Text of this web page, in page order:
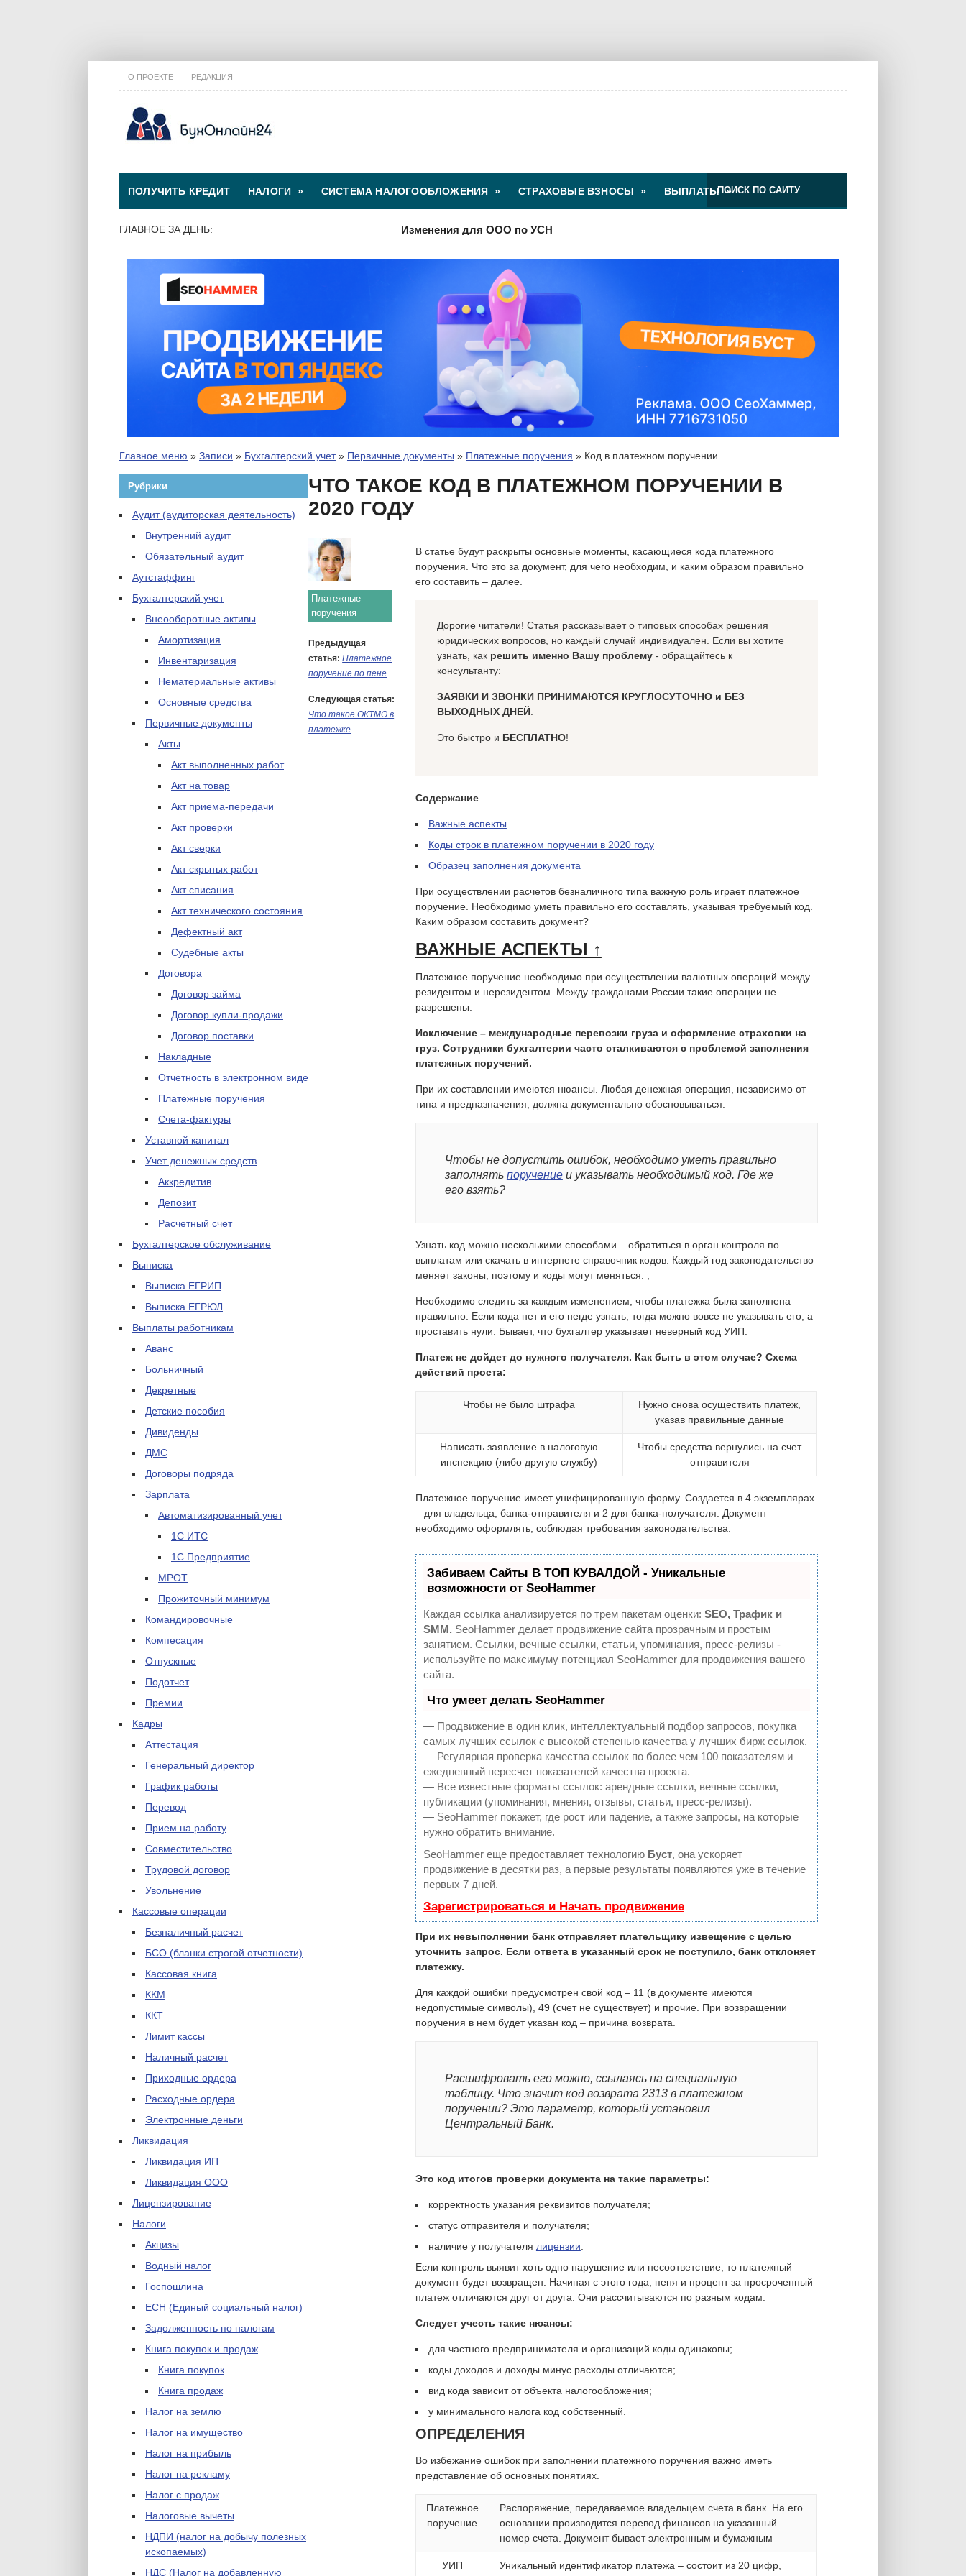
О ПРОЕКТЕ РЕДАКЦИЯ
ПОЛУЧИТЬ КРЕДИТ НАЛОГИ » СИСТЕМА НАЛОГООБЛОЖЕНИЯ » СТРАХОВЫЕ ВЗНОСЫ » ВЫПЛАТЫ»
ГЛАВНОЕ ЗА ДЕНЬ: Изменения для ООО по УСН
Главное меню » Записи » Бухгалтерский учет» Первичные документы » Платежные поручения » Код в платежном поручении
Рубрики
Аудит (аудиторская деятельность)
Внутренний аудит
Обязательный аудит
Аутстаффинг
Бухгалтерский учет
Внеооборотные активы
Амортизация
Инвентаризация
Нематериальные активы
Основные средства
Первичные документы
Акты
Акт выполненных работ
Акт на товар
Акт приема-передачи
Акт проверки
Акт сверки
Акт скрытых работ
Акт списания
Акт технического состояния
Дефектный акт
Судебные акты
Договора
Договор займа
Договор купли-продажи
Договор поставки
Накладные
Отчетность в электронном виде
Платежные поручения
Счета-фактуры
Уставной капитал
Учет денежных средств
Аккредитив
Депозит
Расчетный счет
Бухгалтерское обслуживание
Выписка
Выписка ЕГРИП
Выписка ЕГРЮЛ
Выплаты работникам
Аванс
Больничный
Декретные
Детские пособия
Дивиденды
ДМС
Договоры подряда
Зарплата
Автоматизированный учет
1С ИТС
1С Предприятие
МРОТ
Прожиточный минимум
Командировочные
Компесация
Отпускные
Подотчет
Премии
Кадры
Аттестация
Генеральный директор
График работы
Перевод
Прием на работу
Совместительство
Трудовой договор
Увольнение
Кассовые операции
Безналичный расчет
БСО (бланки строгой отчетности)
Кассовая книга
ККМ
ККТ
Лимит кассы
Наличный расчет
Приходные ордера
Расходные ордера
Электронные деньги
Ликвидация
Ликвидация ИП
Ликвидация ООО
Лицензирование
Налоги
Акцизы
Водный налог
Госпошлина
ЕСН (Единый социальный налог)
Задолженность по налогам
Книга покупок и продаж
Книга покупок
Книга продаж
Налог на землю
Налог на имущество
Налог на прибыль
Налог на рекламу
Налог с продаж
Налоговые вычеты
НДПИ (налог на добычу полезных
ископаемых)
НДС (Налог на добавленную
ЧТО ТАКОЕ КОД В ПЛАТЕЖНОМ ПОРУЧЕНИИ В
2020 ГОДУ
Платежные
поручения
Предыдущая
статья: Платежное
поручение по пене
Следующая статья:
Что такое ОКТМО в
платежке
В статье будут раскрыты основные моменты, касающиеся кода платежного
поручения. Что это за документ, для чего необходим, и каким образом правильно
его составить – далее.
Дорогие читатели! Статья рассказывает о типовых способах решения
юридических вопросов, но каждый случай индивидуален. Если вы хотите
узнать, как решить именно Вашу проблему- обращайтесь к
консультанту:
ЗАЯВКИ И ЗВОНКИ ПРИНИМАЮТСЯ КРУГЛОСУТОЧНО и БЕЗ
ВЫХОДНЫХ ДНЕЙ.
Это быстро и БЕСПЛАТНО!
Содержание
Важные аспекты
Коды строк в платежном поручении в 2020 году
Образец заполнения документа
При осуществлении расчетов безналичного типа важную роль играет платежное
поручение. Необходимо уметь правильно его составлять, указывая требуемый код.
Каким образом составить документ?
ВАЖНЫЕ АСПЕКТЫ ↑
Платежное поручение необходимо при осуществлении валютных операций между
резидентом и нерезидентом. Между гражданами России такие операции не
разрешены.
Исключение – международные перевозки груза и оформление страховки на
груз. Сотрудники бухгалтерии часто сталкиваются с проблемой заполнения
платежных поручений.
При их составлении имеются нюансы. Любая денежная операция, независимо от
типа и предназначения, должна документально обосновываться.
Чтобы не допустить ошибок, необходимо уметь правильно
заполнять поручениеи указывать необходимый код. Где же
его взять?
Узнать код можно несколькими способами – обратиться в орган контроля по
выплатам или скачать в интернете справочник кодов. Каждый год законодательство
меняет законы, поэтому и коды могут меняться. ,
Необходимо следить за каждым изменением, чтобы платежка была заполнена
правильно. Если кода нет и его негде узнать, тогда можно вовсе не указывать его, а
проставить нули. Бывает, что бухгалтер указывает неверный код УИП.
Платеж не дойдет до нужного получателя. Как быть в этом случае? Схема
действий проста:
Чтобы не было штрафа
Нужно снова осуществить платеж,
указав правильные данные
Написать заявление в налоговую
инспекцию (либо другую службу)
Чтобы средства вернулись на счет
отправителя
Платежное поручение имеет унифицированную форму. Создается в 4 экземплярах
– для владельца, банка-отправителя и 2 для банка-получателя. Документ
необходимо оформлять, соблюдая требования законодательства.
Забиваем Сайты В ТОП КУВАЛДОЙ - Уникальные
возможности от SeoHammer
Каждая ссылка анализируется по трем пакетам оценки: SEO, Трафик и
SMM. SeoHammer делает продвижение сайта прозрачным и простым
занятием. Ссылки, вечные ссылки, статьи, упоминания, пресс-релизы -
используйте по максимуму потенциал SeoHammer для продвижения вашего
сайта.
Что умеет делать SeoHammer
— Продвижение в один клик, интеллектуальный подбор запросов, покупка
самых лучших ссылок с высокой степенью качества у лучших бирж ссылок.
— Регулярная проверка качества ссылок по более чем 100 показателям и
ежедневный пересчет показателей качества проекта.
— Все известные форматы ссылок: арендные ссылки, вечные ссылки,
публикации (упоминания, мнения, отзывы, статьи, пресс-релизы).
— SeoHammer покажет, где рост или падение, а также запросы, на которые
нужно обратить внимание.
SeoHammer еще предоставляет технологию Буст, она ускоряет
продвижение в десятки раз, а первые результаты появляются уже в течение
первых 7 дней.
Зарегистрироваться и Начать продвижение
При их невыполнении банк отправляет плательщику извещение с целью
уточнить запрос. Если ответа в указанный срок не поступило, банк отклоняет
платежку.
Для каждой ошибки предусмотрен свой код – 11 (в документе имеются
недопустимые символы), 49 (счет не существует) и прочие. При возвращении
поручения в нем будет указан код – причина возврата.
Расшифровать его можно, ссылаясь на специальную
таблицу. Что значит код возврата 2313 в платежном
поручении? Это параметр, который установил
Центральный Банк.
Это код итогов проверки документа на такие параметры:
корректность указания реквизитов получателя;
статус отправителя и получателя;
наличие у получателя лицензии
Если контроль выявит хоть одно нарушение или несоответствие, то платежный
документ будет возвращен. Начиная с этого года, пеня и процент за просроченный
платеж отличаются друг от друга. Они рассчитываются по разным кодам.
Следует учесть такие нюансы:
для частного предпринимателя и организаций коды одинаковы;
коды доходов и доходы минус расходы отличаются;
вид кода зависит от объекта налогообложения;
у минимального налога код собственный.
ОПРЕДЕЛЕНИЯ
Во избежание ошибок при заполнении платежного поручения важно иметь
представление об основных понятиях.
Платежное
поручение
Распоряжение, передаваемое владельцем счета в банк. На его
основании производится перевод финансов на указанный
номер счета. Документ бывает электронным и бумажным
УИП
Уникальный идентификатор платежа – состоит из 20 цифр,